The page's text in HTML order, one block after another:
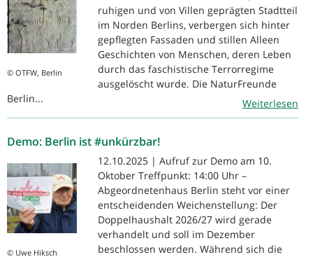
© OTFW, Berlin
ruhigen und von Villen geprägten Stadtteil
im Norden Berlins, verbergen sich hinter
gepflegten Fassaden und stillen Alleen
Geschichten von Menschen, deren Leben
durch das faschistische Terrorregime
ausgelöscht wurde. Die NaturFreunde
Berlin...
Weiterlesen
Demo: Berlin ist #unkürzbar!
© Uwe Hiksch
12.10.2025 | Aufruf zur Demo am 10.
Oktober Treffpunkt: 14:00 Uhr –
Abgeordnetenhaus Berlin steht vor einer
entscheidenden Weichenstellung: Der
Doppelhaushalt 2026/27 wird gerade
verhandelt und soll im Dezember
beschlossen werden. Während sich die